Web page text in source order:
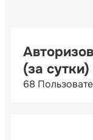
(за сутки)
68